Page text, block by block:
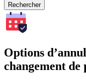
Rechercher
Options
changement de